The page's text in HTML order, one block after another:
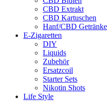
CBD Extrakt
CBD Kartuschen
Hanf/CBD Getränke
E-Zigaretten
DIY
Liquids
Zubehör
Ersatzcoil
Starter Sets
Nikotin Shots
Life Style